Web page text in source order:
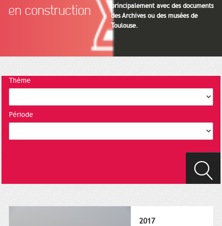
en construction
principalement avec des documents
des Archives ou des musées de
Toulouse.
Thème
Période
2017